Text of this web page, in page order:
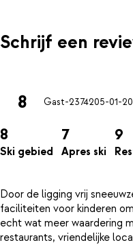
Schrijf een
8 Gast-2374205-01-
8
Ski gebied
7
Apres ski
9
Door de ligging vrij
faciliteiten voor kinderen
echt wat meer waardering